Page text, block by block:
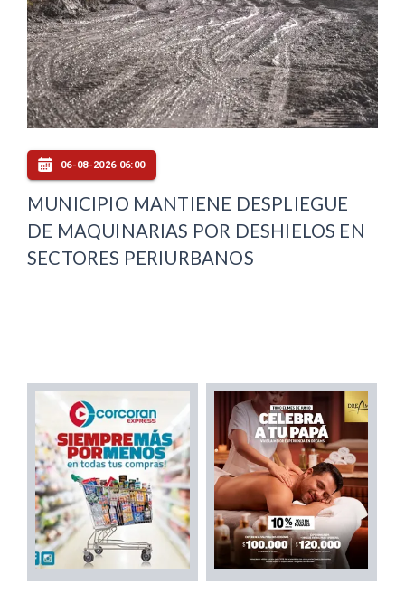
06-08-2026 06:00
MUNICIPIO MANTIENE DESPLIEGUE
DE MAQUINARIAS POR DESHIELOS EN
SECTORES PERIURBANOS